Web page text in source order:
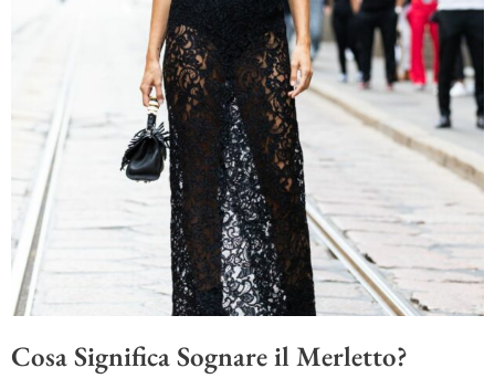
Cosa Significa Sognare il Merletto?